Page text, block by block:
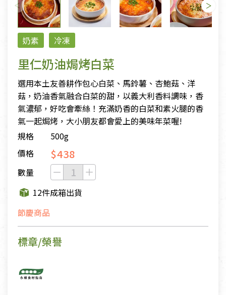
奶素 冷凍
里仁奶油焗烤白菜
選用本土友善耕作包心白菜、馬鈴薯、杏鮑菇、洋
菇，奶油香氣融合白菜的甜，以義大利香料調味，香
氣濃郁，好吃會牽絲！充滿奶香的白菜和素火腿的香
氣一起焗烤，大小朋友都會愛上的美味年菜喔!
規格
500g
價格
$438
數量
12件成箱出貨
節慶商品
標章/榮譽